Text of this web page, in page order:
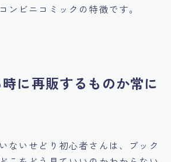
ンビニコミックの特徴です。
に再販するものか常に
ないせどり初心者さんは、ブック